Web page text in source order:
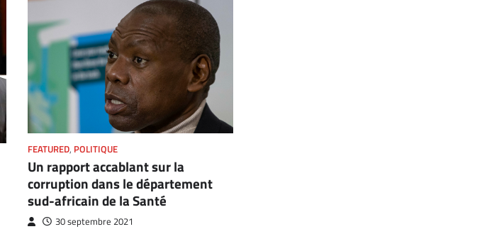
FEATURED, POLITIQUE
Un rapport accablant sur la
corruption dans le département
sud-africain de la Santé
30 septembre 2021